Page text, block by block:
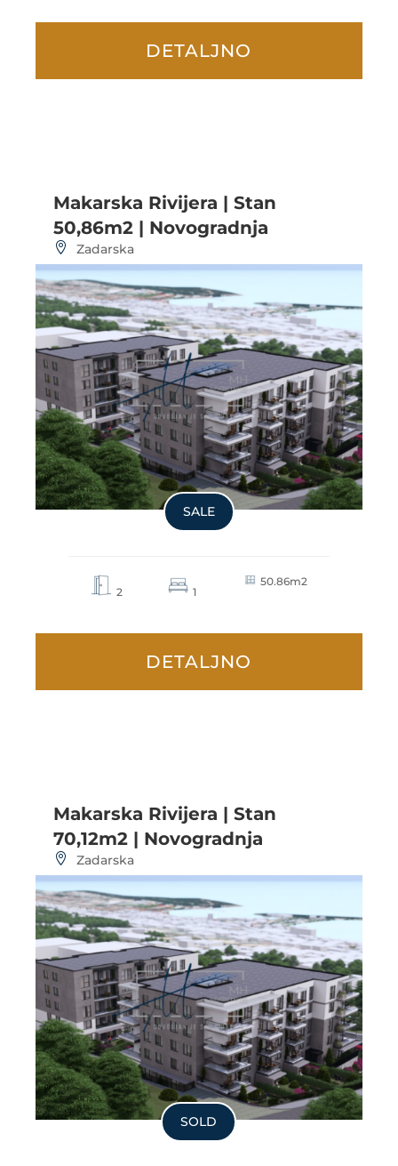
DETALJNO
Makarska Rivijera | Stan
50,86m2 | Novogradnja
Zadarska
SALE
2 1
50.86m2
DETALJNO
Makarska Rivijera | Stan
70,12m2 | Novogradnja
Zadarska
SOLD